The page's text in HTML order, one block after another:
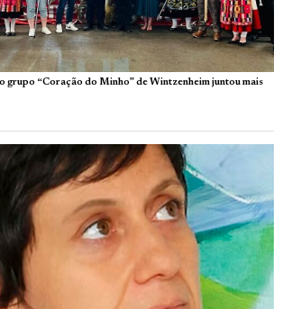
grupo “Coração do Minho” de Wintzenheim juntou mais